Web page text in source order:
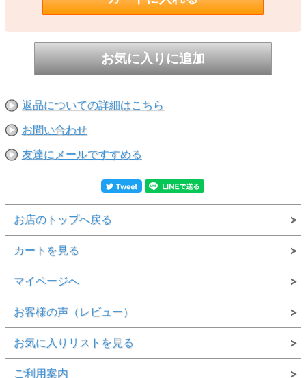
返品についての詳細はこちら
お問い合わせ
友達にメールですすめる
お店のトップへ戻る
カートを見る
マイページへ
お客様の声（レビュー）
お気に入りリストを見る
ご利用案内